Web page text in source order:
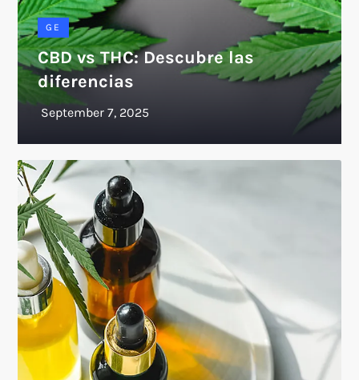
GE
CBD vs THC: Descubre las
diferencias